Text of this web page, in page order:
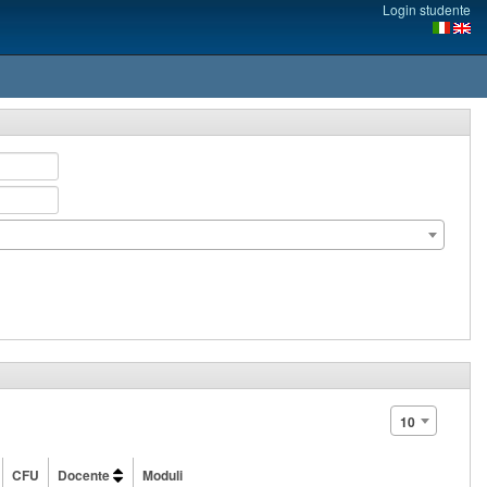
Login studente
10
CFU Docente Moduli